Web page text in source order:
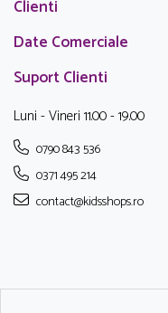
Clienti
Date Comerciale
Suport Clienti
Luni - Vineri 11.00 - 19.00
0790 843 536
0371 495 214
contact@kidsshops.ro